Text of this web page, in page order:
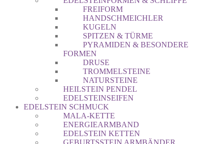
FREIFORM
HANDSCHMEICHLER
KUGELN
SPITZEN & TÜRME
PYRAMIDEN & BESONDERE
FORMEN
DRUSE
TROMMELSTEINE
NATURSTEINE
HEILSTEIN PENDEL
EDELSTEINSEIFEN
EDELSTEIN SCHMUCK
MALA-KETTE
ENERGIEARMBAND
EDELSTEIN KETTEN
GEBURTSSTEIN ARMBÄNDER